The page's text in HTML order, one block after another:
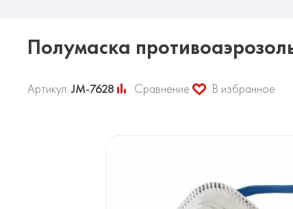
Полумаска
Артикул:JM-7628 Сравнение В избранное